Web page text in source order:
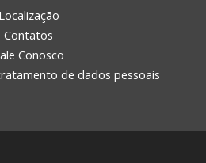
Localização
Contatos
Conosco
de dados pessoais